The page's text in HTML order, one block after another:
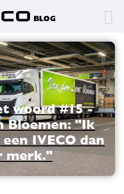
woord #15 -
Bloemen: "Ik
IVECO dan
merk."